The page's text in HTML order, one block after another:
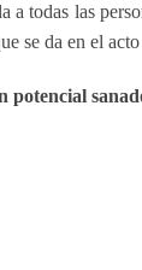
todas las
se da en el
potencial